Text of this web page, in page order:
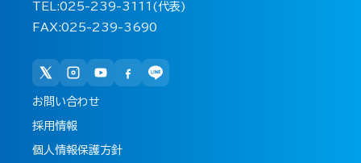
TEL:025-239-3111(代表)
FAX:025-239-3690
お問い合わせ
採用情報
個人情報保護方針